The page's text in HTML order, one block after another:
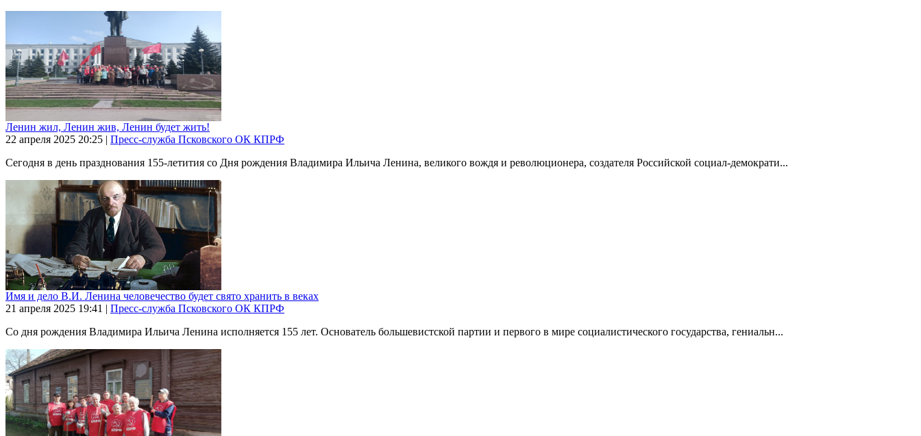
Ленин жил, Ленин жив, Ленин будет жить!
22 апреля 2025 20:25 | Пресс-служба Псковского ОК КПРФ
Сегодня в день празднования 155-летития со Дня рождения Владимира Ильича Ленина, великого вождя и революционера, создателя Российской социал-демократи...
Имя и дело В.И. Ленина человечество будет свято хранить в веках
21 апреля 2025 19:41 | Пресс-служба Псковского ОК КПРФ
Со дня рождения Владимира Ильича Ленина исполняется 155 лет. Основатель большевистской партии и первого в мире социалистического государства, гениальн...